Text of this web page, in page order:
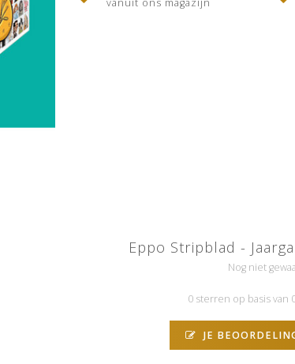
vanuit ons magazijn
Eppo Stripblad -
Nog niet
0 sterren op basis van
JE